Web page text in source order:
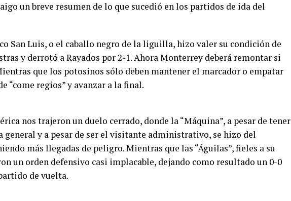
un breve resumen de lo que sucedió en los partidos de ida del
San Luis, o el caballo negro de la liguilla, hizo valer su condición de
y derrotó a Rayados por 2-1. Ahora Monterrey deberá remontar si
que los potosinos sólo deben mantener el marcador o empatar
“come regios” y avanzar a la final.
nos trajeron un duelo cerrado, donde la “Máquina”, a pesar de tener
general y a pesar de ser el visitante administrativo, se hizo del
más llegadas de peligro. Mientras que las “Águilas”, fieles a su
un orden defensivo casi implacable, dejando como resultado un 0-0
de vuelta.